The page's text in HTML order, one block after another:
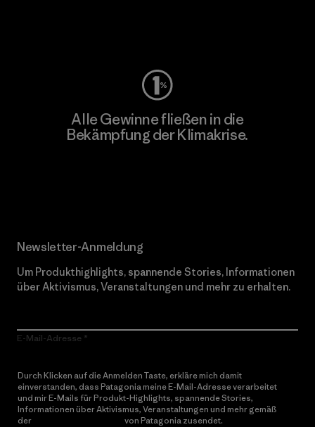
Alle Gewinne fließen in die
Bekämpfung der Klimakrise.
Newsletter-Anmeldung
Um Produkthighlights, spannende Stories, Informationen
über Aktivismus, Veranstaltungen und mehr zu erhalten.
E-Mail-Adresse
Durch Klicken auf die Anmelden Taste, erkläre mich damit
einverstanden, dass Patagonia meine E-Mail-Adresse verarbeitet
und mir E-Mails für Produkt-Highlights, spannende Stories,
Informationen über Aktivismus, Veranstaltungen und mehr gemäß
der
von Patagonia zusendet.